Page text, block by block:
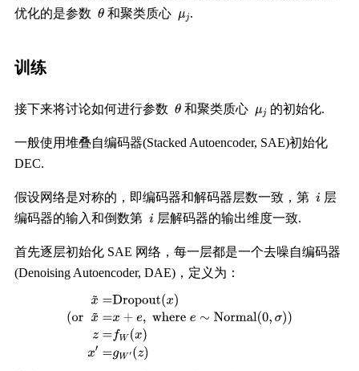
优化的是参数
和聚类质心 .
训练
接下来将讨论如何进行参数 和聚类质心 的初始化.
一般使用堆叠自编码器(Stacked Autoencoder, SAE)初始化
DEC.
假设网络是对称的，即编码器和解码器层数一致，第
层
编码器的输入和倒数第
层解码器的输出维度一致.
首先逐层初始化 SAE 网络，每一层都是一个去噪自编码器
(Denoising Autoencoder, DAE)，定义为：